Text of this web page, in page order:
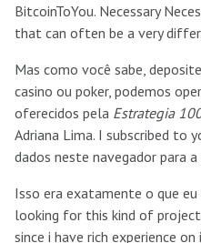
BitcoinToYou. Necessary
that can often be a very
Mas como você sabe,
casino ou poker, podemos
oferecidos pela Estrategia
Adriana Lima. I subscribed to
dados neste navegador para
Isso era exatamente o que
looking for this kind of
since i have rich experience on